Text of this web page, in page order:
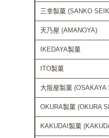
三幸製菓 (SANKO
天乃屋 (AMANOYA)
IKEDAYA製菓
ITO製菓
大阪屋製菓 (OSAKAYA
OKURA製菓 (OKURA
KAKUDAI製菓